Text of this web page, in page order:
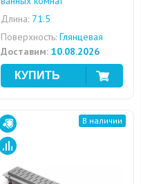
Длина: 71.5
Поверхность: Глянцевая
Доставим: 10.08.2026
В наличии